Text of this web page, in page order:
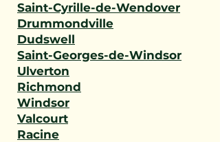
Saint-Cyrille-de-Wendover
Drummondville
Dudswell
Saint-Georges-de-Windsor
Ulverton
Richmond
Windsor
Valcourt
Racine